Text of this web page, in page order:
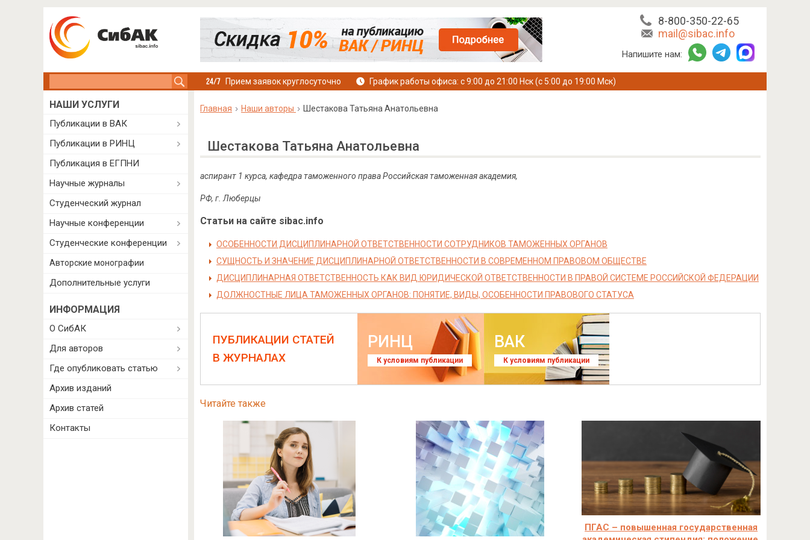
8-800-350-22-65
mail@sibac.info
Напишите нам:
Прием заявок круглосуточно График работы офиса: с 9:00 до 21:00 Нск (с 5:00 до 19:00 Мск)
Главная Наши авторы Шестакова Татьяна Анатольевна
Шестакова Татьяна Анатольевна
аспирант 1 курса, кафедра таможенного права Российская таможенная академия,
РФ, г. Люберцы
Статьи на сайте sibac.info
ОСОБЕННОСТИ ДИСЦИПЛИНАРНОЙ ОТВЕТСТВЕННОСТИ СОТРУДНИКОВ ТАМОЖЕННЫХ ОРГАНОВ
СУЩНОСТЬ И ЗНАЧЕНИЕ ДИСЦИПЛИНАРНОЙ ОТВЕТСТВЕННОСТИ В СОВРЕМЕННОМ ПРАВОВОМ ОБЩЕСТВЕ
ДИСЦИПЛИНАРНАЯ ОТВЕТСТВЕННОСТЬ КАК ВИД ЮРИДИЧЕСКОЙ ОТВЕТСТВЕННОСТИ В ПРАВОЙ СИСТЕМЕ РОССИЙСКОЙ ФЕДЕРАЦИИ
ДОЛЖНОСТНЫЕ ЛИЦА ТАМОЖЕННЫХ ОРГАНОВ: ПОНЯТИЕ, ВИДЫ, ОСОБЕННОСТИ ПРАВОВОГО СТАТУСА
ПУБЛИКАЦИИ СТАТЕЙ
В ЖУРНАЛАХ
РИНЦ
К условиям публикации
ВАК
К условиям публикации
Читайте также
ПГАС – повышенная государственная
НАШИ УСЛУГИ
Публикации в ВАК
Публикации в РИНЦ
Публикация в ЕГПНИ
Научные журналы
Студенческий журнал
Научные конференции
Студенческие конференции
Авторские монографии
Дополнительные услуги
ИНФОРМАЦИЯ
О СибАК
Для авторов
Где опубликовать статью
Архив изданий
Архив статей
Контакты